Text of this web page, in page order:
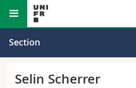
Université
Faculté des sciences et de médecine
Section
Selin Scherrer